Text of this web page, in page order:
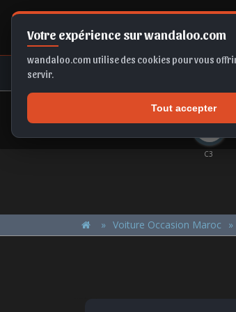
Votre expérience sur wandaloo.com
wandaloo.com utilise des cookies pour vous
servir.
Tout accepter
C3
Voiture Occasion Maroc